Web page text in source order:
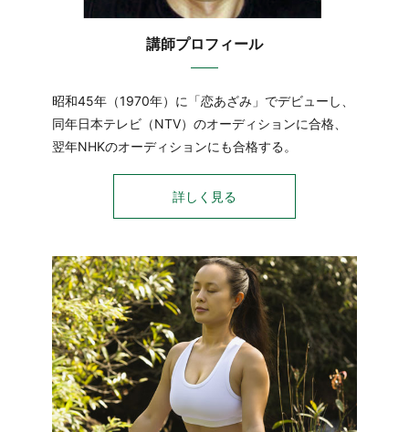
講師プロフィール
昭和45年（1970年）に「恋あざみ」でデビューし、
同年日本テレビ（NTV）のオーディションに合格、
翌年NHKのオーディションにも合格する。
詳しく見る